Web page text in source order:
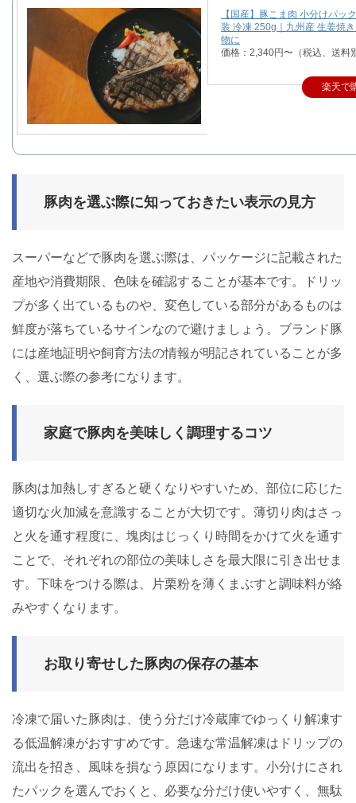
【国産】豚こま肉 小分けパッ
装 冷凍 250g｜九州産 生姜焼
物に
価格：2,340円〜（税込、送料
楽天で
豚肉を選ぶ際に知っておきたい表示の見方
スーパーなどで豚肉を選ぶ際は、パッケージに記載された
産地や消費期限、色味を確認することが基本です。ドリッ
プが多く出ているものや、変色している部分があるものは
鮮度が落ちているサインなので避けましょう。ブランド豚
には産地証明や飼育方法の情報が明記されていることが多
く、選ぶ際の参考になります。
家庭で豚肉を美味しく調理するコツ
豚肉は加熱しすぎると硬くなりやすいため、部位に応じた
適切な火加減を意識することが大切です。薄切り肉はさっ
と火を通す程度に、塊肉はじっくり時間をかけて火を通す
ことで、それぞれの部位の美味しさを最大限に引き出せま
す。下味をつける際は、片栗粉を薄くまぶすと調味料が絡
みやすくなります。
お取り寄せした豚肉の保存の基本
冷凍で届いた豚肉は、使う分だけ冷蔵庫でゆっくり解凍す
る低温解凍がおすすめです。急速な常温解凍はドリップの
流出を招き、風味を損なう原因になります。小分けにされ
たパックを選んでおくと、必要な分だけ使いやすく、無駄